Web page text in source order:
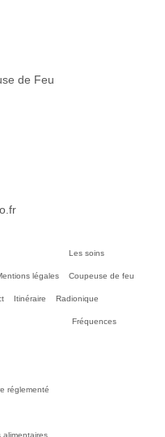
de Feu
légales
Les soins
Coupeuse de feu
Itinéraire Radionique
Fréquences
réglementé
alimentaires